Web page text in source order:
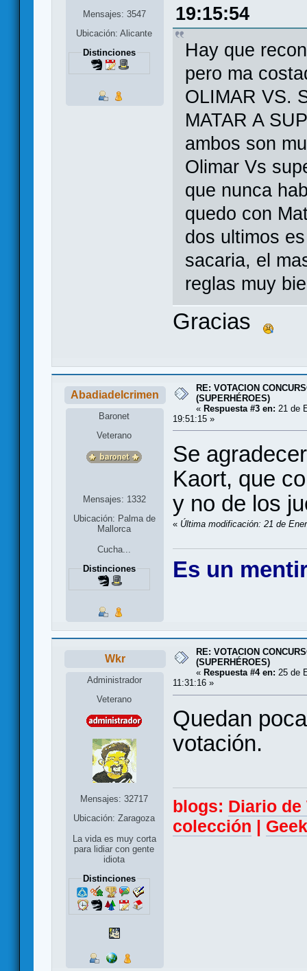
Mensajes: 3547
Ubicación: Alicante
Distinciones
19:15:54
Hay que
pero ma
OLIMAR VS.
MATAR A
ambos son
Olimar Vs
que nunca
quedo con
dos ultimos
sacaria, el
reglas muy
Gracias
Abadiadelcrimen
Baronet
Veterano
Mensajes: 1332
Ubicación: Palma de
Mallorca
Cucha...
Distinciones
RE: VOTACION
(SUPERHÉROES)
« Respuesta #3 en: 21 de
19:51:15 »
Se
Kaort, que
y no de los
« Última modificación: 21 de
Es un
Wkr
Administrador
Veterano
Mensajes: 32717
Ubicación: Zaragoza
La vida es muy corta
para lidiar con gente
idiota
Distinciones
RE: VOTACION
(SUPERHÉROES)
« Respuesta #4 en: 25 de
11:31:16 »
Quedan
votación.
blogs: Diario
colección